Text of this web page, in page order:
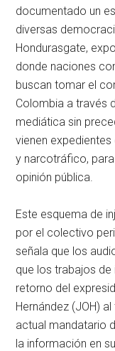
documentado un
diversas
Hondurasgate,
donde naciones
buscan tomar el
Colombia a través
mediática sin
vienen
y narcotráfico,
opinión pública.
Este esquema de
por el colectivo
señala que los
que los trabajos
retorno del
Hernández (JOH)
actual mandatario
la información en